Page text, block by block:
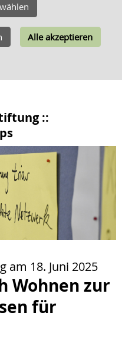
::
am 18. Juni 2025
Wohnen zur
für
Alle akzeptieren